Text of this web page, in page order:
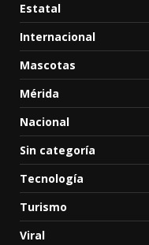
Estatal
Internacional
Mascotas
Mérida
Nacional
Sin categoría
Tecnología
Turismo
Viral